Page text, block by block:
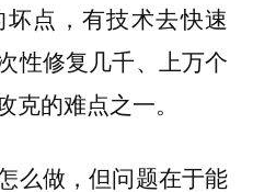
点，有技术去快速
性修复几千、上万个
克的难点之一。
么做，但问题在于能